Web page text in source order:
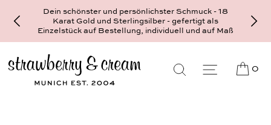
Dein schönster und persönlichster Schmuck - 18
Karat Gold und Sterlingsilber - gefertigt als
Einzelstück auf Bestellung, individuell und auf Maß
0